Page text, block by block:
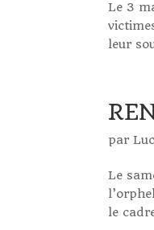
Le 3
leur
par
Le
le